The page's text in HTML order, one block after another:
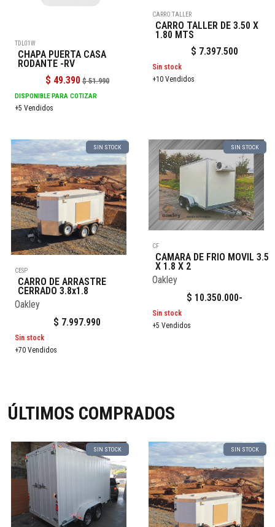
TDL01W
CHAPA PUERTA CASA
RODANTE -RV
$ 49.390 $51.990
DISPONIBLE PARA COTIZAR
+5 Vendidos
CARRO TALLER
CARRO TALLER DE 3.50 X
1.80 MTS
$ 7.397.500
Sin stock
+10 Vendidos
SIN STOCK
CESP
CARRO DE ARRASTRE
CERRADO 3.8x1.8
Oakley
$ 7.997.990
Sin stock
+70 Vendidos
SIN STOCK
CF
CAMARA DE FRIO MOVIL 3.5
X 1.8 X 2
Oakley
$ 10.350.000-
Sin stock
+5 Vendidos
ÚLTIMOS COMPRADOS
SIN STOCK SIN STOCK